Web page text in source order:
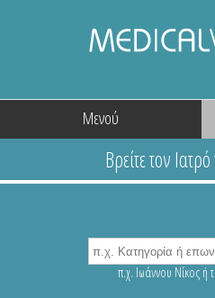
Μενού
π.χ. Ιωάννου Νίκος ή